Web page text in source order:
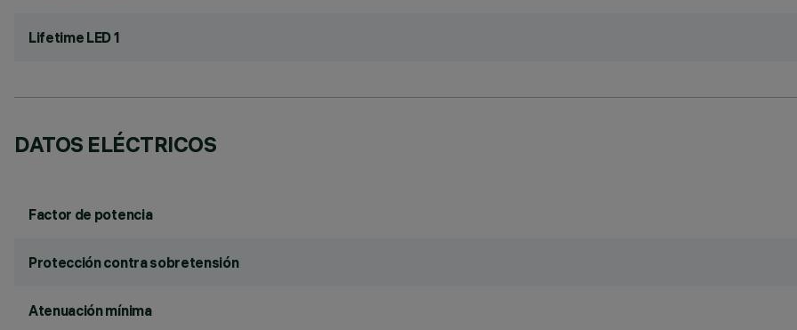
Lifetime LED 1
DATOS ELÉCTRICOS
Factor de potencia
Protección contra sobretensión
Atenuación mínima